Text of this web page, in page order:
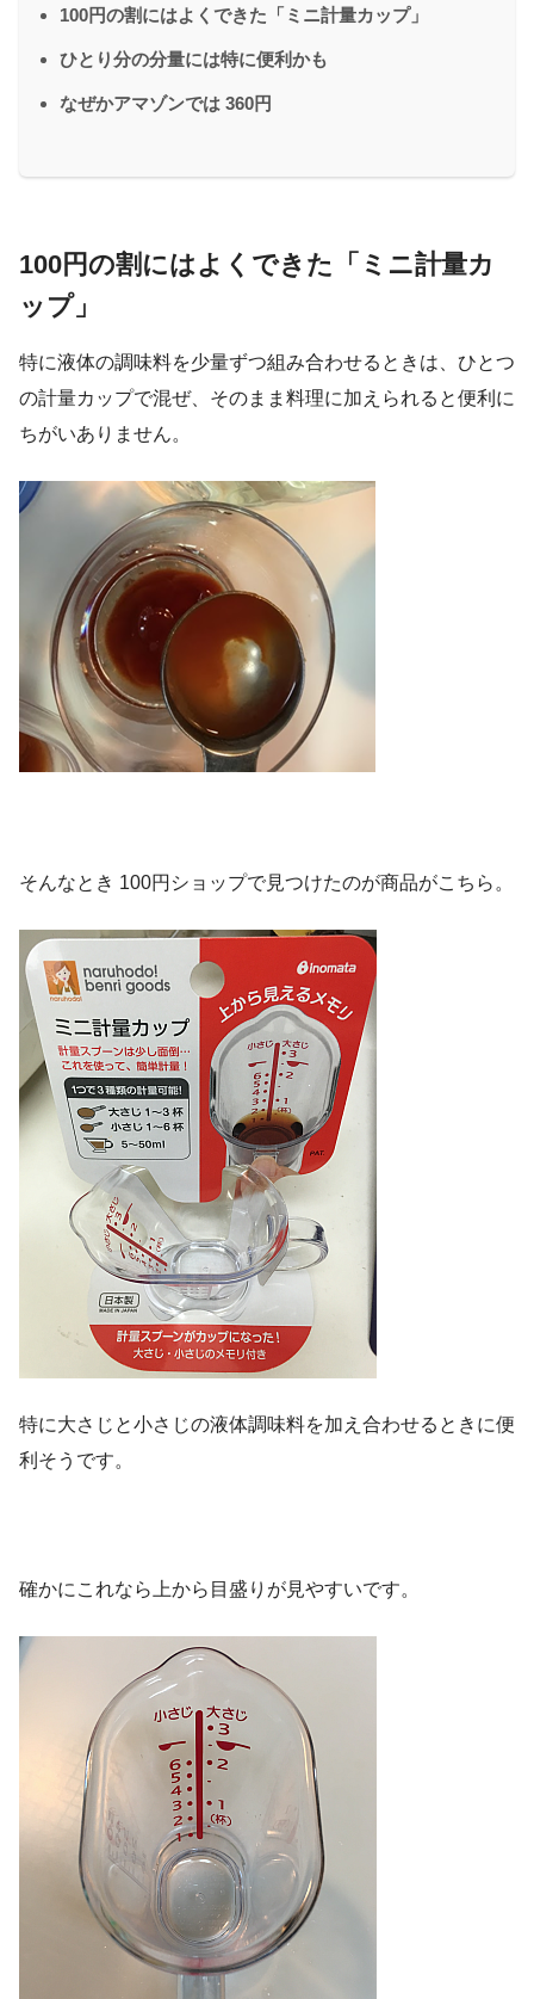
100円の割にはよくできた「ミニ計量カップ」
ひとり分の分量には特に便利かも
なぜかアマゾンでは 360円
100円の割にはよくできた「ミニ計量カ
ップ」
特に液体の調味料を少量ずつ組み合わせるときは、ひとつ
の計量カップで混ぜ、そのまま料理に加えられると便利に
ちがいありません。
そんなとき 100円ショップで見つけたのが商品がこちら。
特に大さじと小さじの液体調味料を加え合わせるときに便
利そうです。
確かにこれなら上から目盛りが見やすいです。